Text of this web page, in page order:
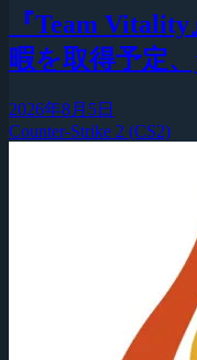
『Team
暇を取得予定
2026年8月5日
Counter-Strike 2 (CS2)